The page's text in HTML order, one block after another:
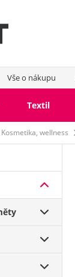
Vše o nákupu
Textil
Kosmetika, wellness